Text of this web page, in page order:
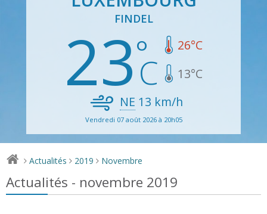
FINDEL
23 26°C
13°C
NE 13 km/h
Vendredi 07 août 2026 à 20h05
> Actualités > 2019 > Novembre
Actualités - novembre 2019